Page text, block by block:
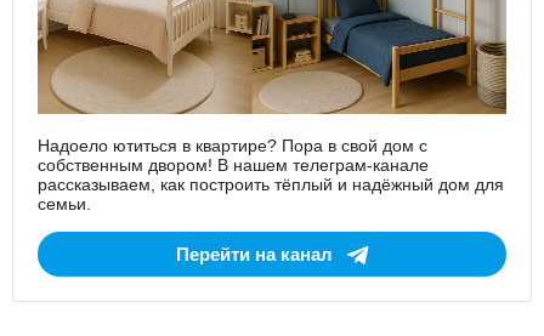
Надоело ютиться в квартире? Пора в свой дом с
собственным двором! В нашем телеграм-канале
рассказываем, как построить тёплый и надёжный дом для
семьи.
Перейти на канал